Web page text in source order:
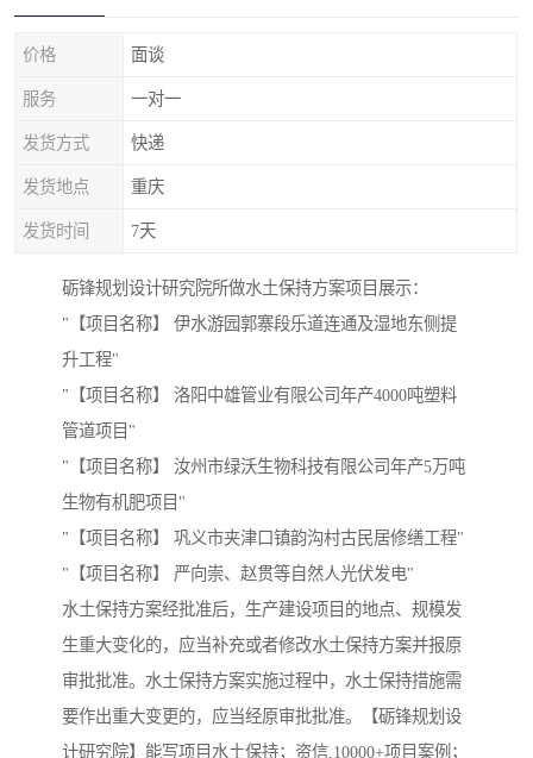
价格 面谈
服务 一对一
发货方式 快递
发货地点 重庆
发货时间 7天
砺锋规划设计研究院所做水土保持方案项目展示：
"【项目名称】 伊水游园郭寨段乐道连通及湿地东侧提
升工程"
"【项目名称】 洛阳中雄管业有限公司年产4000吨塑料
管道项目"
"【项目名称】 汝州市绿沃生物科技有限公司年产5万吨
生物有机肥项目"
"【项目名称】 巩义市夹津口镇韵沟村古民居修缮工程"
"【项目名称】 严向崇、赵贯等自然人光伏发电"
水土保持方案经批准后，生产建设项目的地点、规模发
生重大变化的，应当补充或者修改水土保持方案并报原
审批批准。水土保持方案实施过程中，水土保持措施需
要作出重大变更的，应当经原审批批准。【砺锋规划设
计研究院】能写项目水土保持；资信,10000+项目案例；